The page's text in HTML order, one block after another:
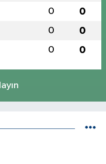
0 0
0 0
0 0